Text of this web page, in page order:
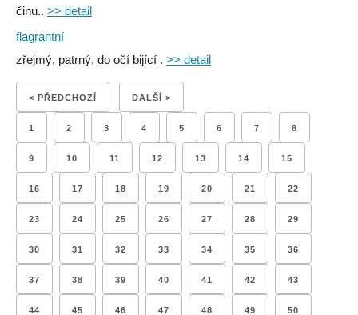
činu.. >> detail
flagrantní
zřejmý, patrný, do očí bijící . >> detail
< PŘEDCHOZÍ DALŠÍ >
1 2 3 4 5 6 7 8
9 10 11 12 13 14 15
16 17 18 19 20 21 22
23 24 25 26 27 28 29
30 31 32 33 34 35 36
37 38 39 40 41 42 43
44 45 46 47 48 49 50